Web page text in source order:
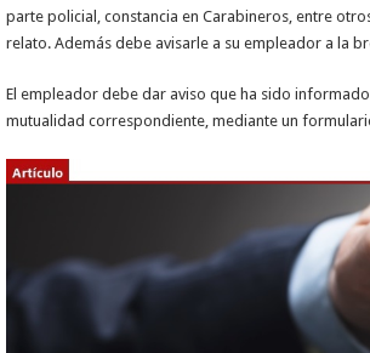
parte policial, constancia en Carabineros, entre
relato. Además debe avisarle a su empleador a la
El empleador debe dar aviso que ha sido
mutualidad correspondiente, mediante un